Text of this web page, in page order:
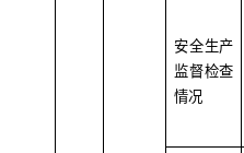
安全生产
监督检查
情况